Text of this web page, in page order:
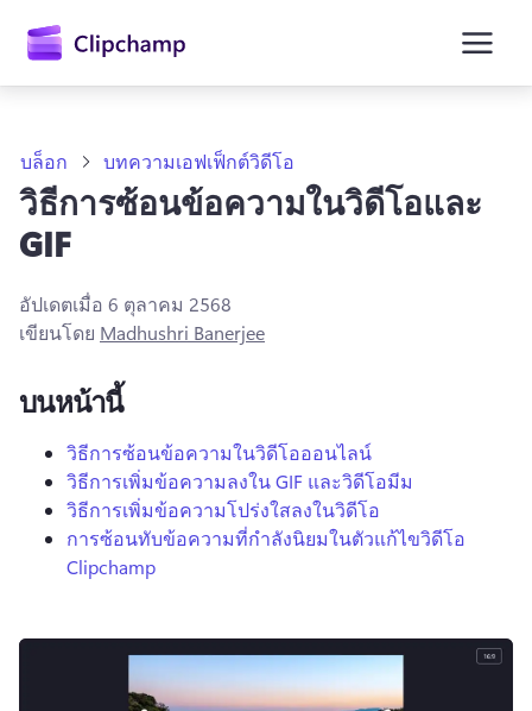
เนื้อหา
หลัก
ลงชื่อเข้าใช้
ลองใช้ฟรี
บล็อก บทความเอฟเฟ็กต์วิดีโอ
วิธีการซ้อนข้อความในวิดีโอและ
GIF
อัปเดตเมื่อ 6 ตุลาคม 2568
เขียนโดย Madhushri Banerjee
บนหน้านี้
วิธีการซ้อนข้อความในวิดีโอออนไลน์
วิธีการเพิ่มข้อความลงใน GIF และวิดีโอมีม
วิธีการเพิ่มข้อความโปร่งใสลงในวิดีโอ
การซ้อนทับข้อความที่กําลังนิยมในตัวแก้ไขวิดีโอ
Clipchamp